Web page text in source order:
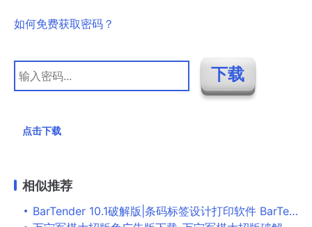
如何免费获取密码？
点击下载
相似推荐
BarTender 10.1破解版|条码标签设计打印软件 BarTender Enterprise Automation 10.1 SR4 激活码 注册机